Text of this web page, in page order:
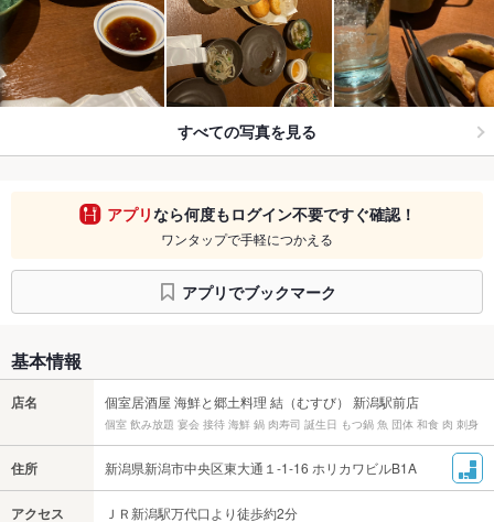
すべての写真を見る
アプリなら何度もログイン不要ですぐ確認！
ワンタップで手軽につかえる
アプリでブックマーク
基本情報
店名 個室居酒屋 海鮮と郷土料理 結（むすび） 新潟駅前店
個室 飲み放題 宴会 接待 海鮮 鍋 肉寿司 誕生日 もつ鍋 魚 団体 和食 肉 刺身
住所 新潟県新潟市中央区東大通１-1-16 ホリカワビルB1A
アクセス ＪＲ新潟駅万代口より徒歩約2分